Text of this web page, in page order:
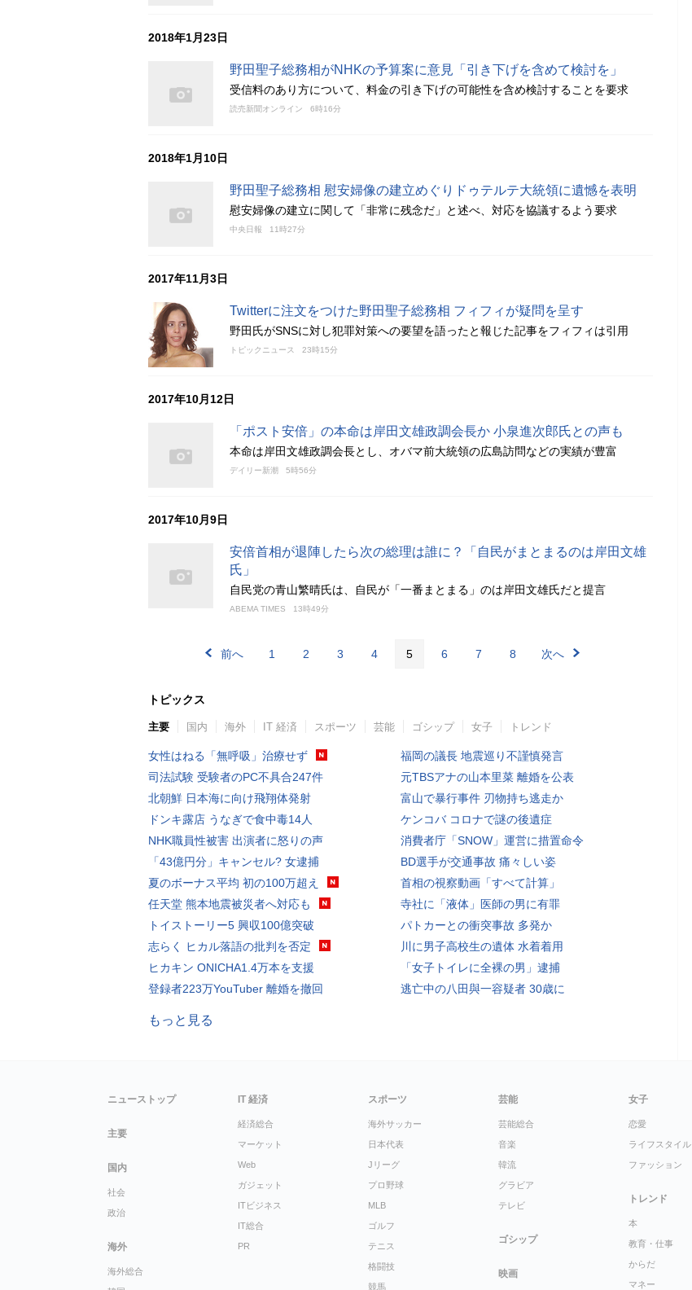
2018年1月23日
野田聖子総務相がNHKの予算案に意見「引き下げを含めて検討を」
受信料のあり方について、料金の引き下げの可能性を含め検討することを要求
読売新聞オンライン 6時16分
2018年1月10日
野田聖子総務相 慰安婦像の建立めぐりドゥテルテ大統領に遺憾を表明
慰安婦像の建立に関して「非常に残念だ」と述べ、対応を協議するよう要求
中央日報 11時27分
2017年11月3日
Twitterに注文をつけた野田聖子総務相 フィフィが疑問を呈す
野田氏がSNSに対し犯罪対策への要望を語ったと報じた記事をフィフィは引用
トピックニュース 23時15分
2017年10月12日
「ポスト安倍」の本命は岸田文雄政調会長か 小泉進次郎氏との声も
本命は岸田文雄政調会長とし、オバマ前大統領の広島訪問などの実績が豊富
デイリー新潮 5時56分
2017年10月9日
安倍首相が退陣したら次の総理は誰に？「自民がまとまるのは岸田文雄
氏」
自民党の青山繁晴氏は、自民が「一番まとまる」のは岸田文雄氏だと提言
ABEMA TIMES 13時49分
前へ 1 2 3 4 5 6 7 8 次へ
トピックス
主要 国内 海外 IT 経済 スポーツ 芸能 ゴシップ 女子 トレンド
女性はねる「無呼吸」治療せず
司法試験 受験者のPC不具合247件
北朝鮮 日本海に向け飛翔体発射
ドンキ露店 うなぎで食中毒14人
NHK職員性被害 出演者に怒りの声
「43億円分」キャンセル? 女逮捕
夏のボーナス平均 初の100万超え
任天堂 熊本地震被災者へ対応も
トイストーリー5 興収100億突破
志らく ヒカル落語の批判を否定
ヒカキン ONICHA1.4万本を支援
登録者223万YouTuber 離婚を撤回
福岡の議長 地震巡り不謹慎発言
元TBSアナの山本里菜 離婚を公表
富山で暴行事件 刃物持ち逃走か
ケンコバ コロナで謎の後遺症
消費者庁「SNOW」運営に措置命令
BD選手が交通事故 痛々しい姿
首相の視察動画「すべて計算」
寺社に「液体」医師の男に有罪
パトカーとの衝突事故 多発か
川に男子高校生の遺体 水着着用
「女子トイレに全裸の男」逮捕
逃亡中の八田與一容疑者 30歳に
もっと見る
ニューストップ
主要
国内
社会
政治
海外
海外総合
IT 経済
経済総合
マーケット
Web
ガジェット
ITビジネス
IT総合
PR
スポーツ
海外サッカー
日本代表
Jリーグ
プロ野球
MLB
ゴルフ
テニス
格闘技
競馬
芸能
芸能総合
音楽
韓流
グラビア
テレビ
ゴシップ
映画
女子
恋愛
ライフスタイル
ファッション
トレンド
本
教育・仕事
からだ
マネー